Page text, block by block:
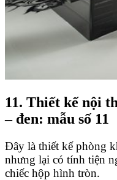
11. Thiết kế nội
– đen: mẫu số 11
Đây là thiết kế phòng
nhưng lại có tính tiện
chiếc hộp hình tròn.